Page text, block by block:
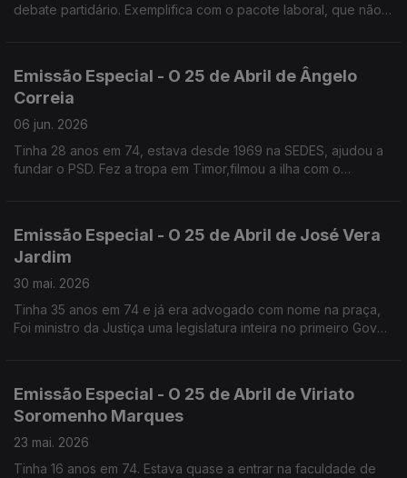
debate partidário. Exemplifica com o pacote laboral, que não
Emissão Especial - O 25 de Abril de Ângelo
Correia
06 jun. 2026
Tinha 28 anos em 74, estava desde 1969 na SEDES, ajudou a
fundar o PSD. Fez a tropa em Timor,filmou a ilha com o
Emissão Especial - O 25 de Abril de José Vera
Jardim
30 mai. 2026
Tinha 35 anos em 74 e já era advogado com nome na praça,
Foi ministro da Justiça uma legislatura inteira no primeiro Gov
Emissão Especial - O 25 de Abril de Viriato
Soromenho Marques
23 mai. 2026
Tinha 16 anos em 74. Estava quase a entrar na faculdade de